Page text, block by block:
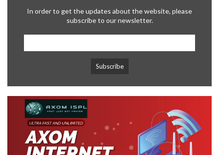
In order to get the updates about the website, please
subscribe to our newsletter.